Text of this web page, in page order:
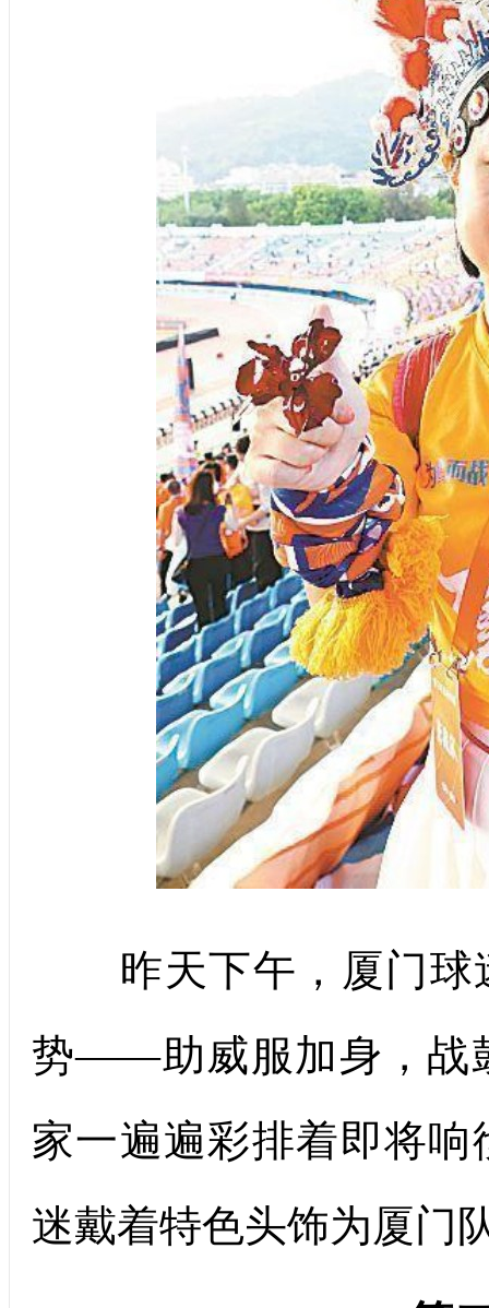
昨天下午，厦门球
势——助威服加身，战
家一遍遍彩排着即将
迷戴着特色头饰为厦门